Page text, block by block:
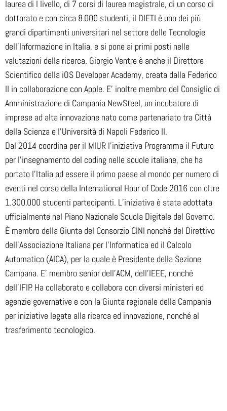
laurea di I livello, di 7 corsi di laurea magistrale, di un corso di
dottorato e con circa 8.000 studenti, il DIETI è uno dei più
grandi dipartimenti universitari nel settore delle Tecnologie
dell’Informazione in Italia, e si pone ai primi posti nelle
valutazioni della ricerca. Giorgio Ventre è anche il Direttore
Scientifico della iOS Developer Academy, creata dalla Federico
II in collaborazione con Apple. E’ inoltre membro del Consiglio di
Amministrazione di Campania NewSteel, un incubatore di
imprese ad alta innovazione nato come partenariato tra Città
della Scienza e l’Università di Napoli Federico II.
Dal 2014 coordina per il MIUR l’iniziativa Programma il Futuro
per l’insegnamento del coding nelle scuole italiane, che ha
portato l’Italia ad essere il primo paese al mondo per numero di
eventi nel corso della International Hour of Code 2016 con oltre
1.300.000 studenti partecipanti. L’iniziativa è stata adottata
ufficialmente nel Piano Nazionale Scuola Digitale del Governo.
È membro della Giunta del Consorzio CINI nonché del Direttivo
dell’Associazione Italiana per l’Informatica ed il Calcolo
Automatico (AICA), per la quale è Presidente della Sezione
Campana. E’ membro senior dell’ACM, dell’IEEE, nonché
dell’IFIP. Ha collaborato e collabora con diversi ministeri ed
agenzie governative e con la Giunta regionale della Campania
per iniziative legate alla ricerca ed innovazione, nonché al
trasferimento tecnologico.